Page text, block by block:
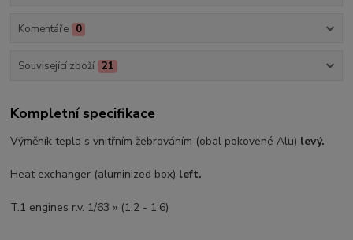
Komentáře 0
Související zboží 21
Kompletní specifikace
Výměník tepla s vnitřním žebrováním (obal pokovené Alu) levý.
Heat exchanger (aluminized box) left.
T.1 engines r.v. 1/63 » (1.2 - 1.6)